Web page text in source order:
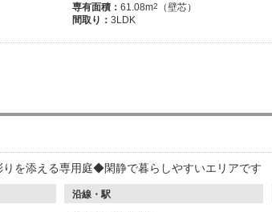
専有面積： 61.08m2
（壁芯）
間取り： 3LDK
を添える専用庭◆閑静で暮らしやすいエリアです
沿線・駅